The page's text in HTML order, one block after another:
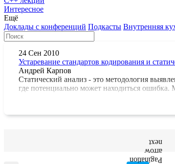
Интересное
Ещё
Доклады с конференций Подкасты Внутренняя
24 Сен 2010
Устаревание стандартов кодирования и
Андрей Карпов
Статический анализ - это методология
где потенциально может находиться ошибка.